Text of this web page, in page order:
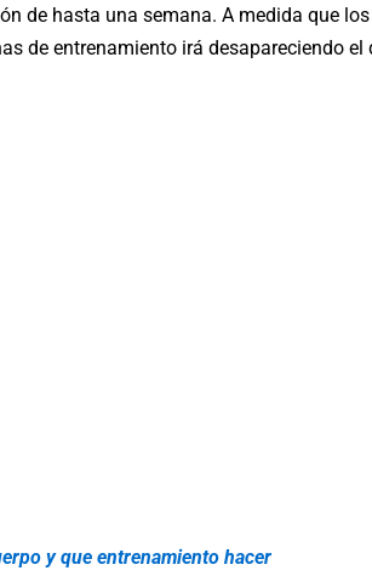
de hasta una semana. A medida que
de entrenamiento irá desapareciendo el
y que entrenamiento hacer